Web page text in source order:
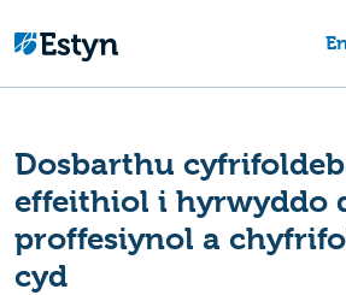
Dosbarthu
effeithiol i hyrwyddo
proffesiynol a
cyd